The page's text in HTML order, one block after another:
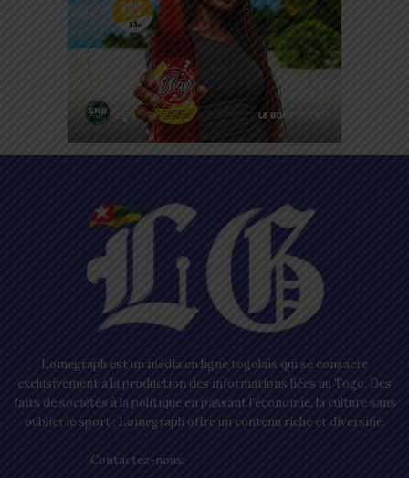
Lomegraph est un média en ligne togolais qui se consacre
exclusivement à la production des informations liées au Togo. Des
faits de sociétés à la politique en passant l’économie, la culture sans
oublier le sport ; Lomegraph offre un contenu riche et diversifié.
Contactez-nous: